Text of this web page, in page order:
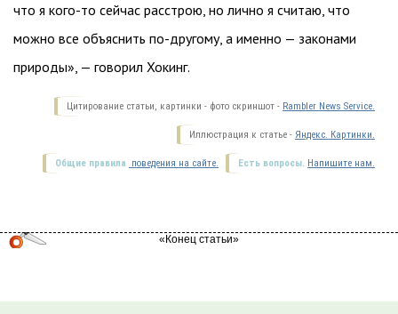
что я кого-то сейчас расстрою, но лично я считаю, что
можно все объяснить по-другому, а именно — законами
природы», — говорил Хокинг.
Цитирование статьи, картинки - фото скриншот - Rambler News Service.
Иллюстрация к статье - Яндекс. Картинки.
Есть вопросы. Напишите нам.
Общие правила поведения на сайте.